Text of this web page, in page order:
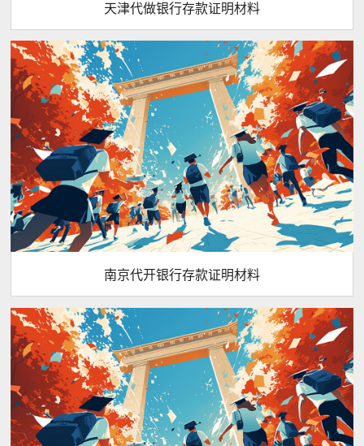
天津代做银行存款证明材料
南京代开银行存款证明材料